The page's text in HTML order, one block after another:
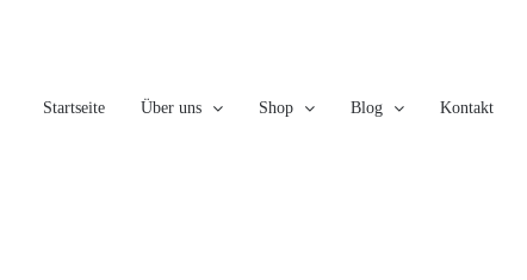
Startseite
Über uns Shop Blog Kontakt